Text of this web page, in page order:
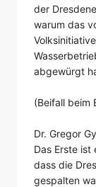
der
warum das
abgewürgt
(Beifall beim
Dr. Gregor
Das Erste ist
dass die
gespalten